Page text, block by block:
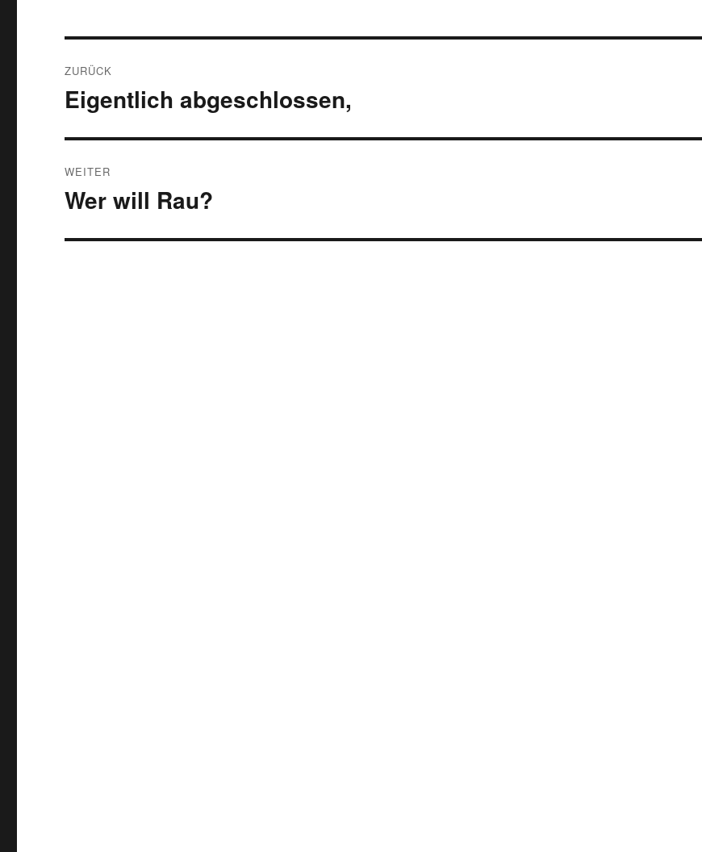
ZURÜCK
Vorheriger
Beitrag:
Eigentlich abgeschlossen,
WEITER
Nächster
Wer will Rau?